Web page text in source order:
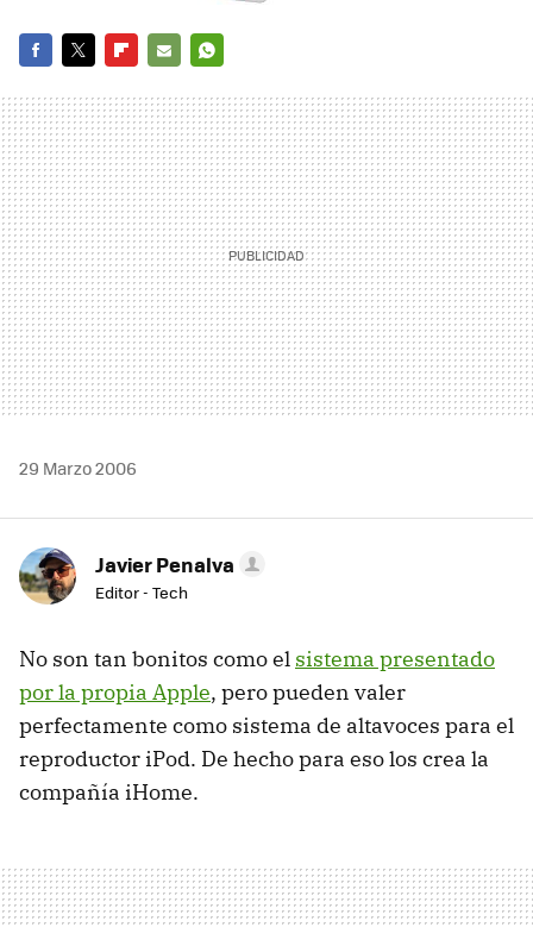
MAIL
29 Marzo 2006
Javier Penalva
Editor - Tech
No son tan bonitos como el sistema presentado
por la propia Apple, pero pueden valer
perfectamente como sistema de altavoces para el
reproductor iPod. De hecho para eso los crea la
compañía iHome.